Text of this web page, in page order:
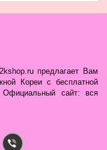
предлагает Вам
Кореи с бесплатной
сайт: вся